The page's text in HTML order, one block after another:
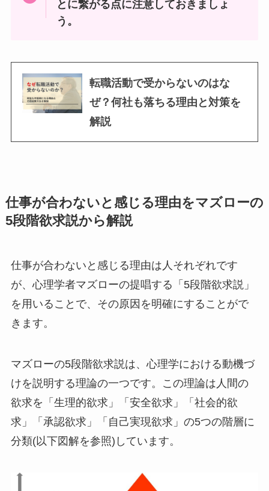
とに繋がる点に注意しておきましょ
う。
転職活動で受からないのはな
ぜ？何社も落ちる理由と対策を
解説
仕事が合わないと感じる理由をマズローの
5段階欲求説から解説
仕事が合わないと感じる理由は人それぞれです
が、心理学者マズローの提唱する「5段階欲求説」
を用いることで、その原因を明確にすることがで
きます。
マズローの5段階欲求説は、心理学における動機づ
けを説明する理論の一つです。この理論は人間の
欲求を「生理的欲求」「安全欲求」「社会的欲
求」「承認欲求」「自己実現欲求」の5つの階層に
分類(以下図解を参照)しています。